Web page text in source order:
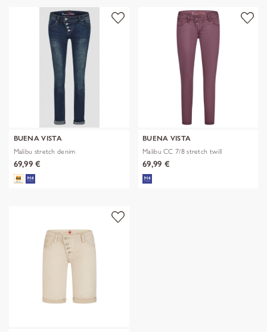
BUENA VISTA
Malibu stretch denim
69,99 €
BUENA VISTA
Malibu CC 7/8 stretch twill
69,99 €